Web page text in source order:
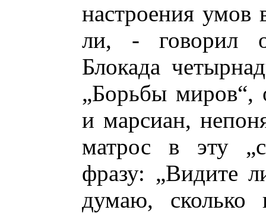
настроения умов
ли, - говорил
Блокада
„Борьбы миров“,
и марсиан,
матрос в эту
фразу: „Видите
думаю, сколько